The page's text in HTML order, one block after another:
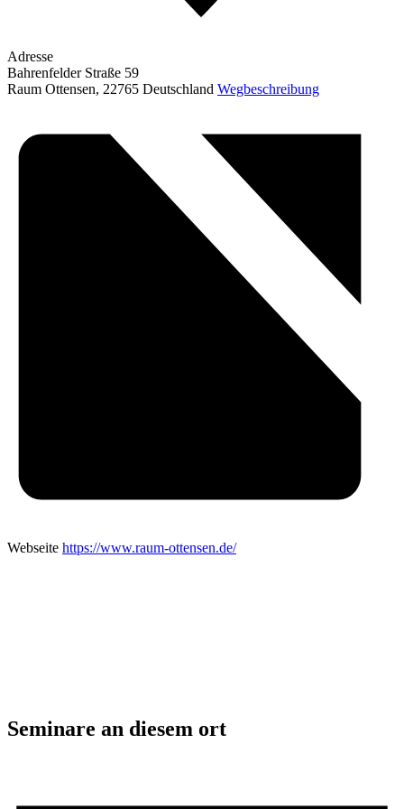
Adresse
Bahrenfelder Straße 59
Raum Ottensen, 22765 Deutschland Wegbeschreibung
Webseite https://www.raum-ottensen.de/
Seminare an diesem ort